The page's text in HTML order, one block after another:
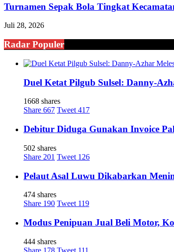
Turnamen Sepak Bola Tingkat
Juli 28, 2026
Radar Populer
Duel Ketat Pilgub Sulsel: Danny-
1668 shares
Share 667 Tweet 417
Debitur Diduga Gunakan Invoice
502 shares
Share 201 Tweet 126
Pelaut Asal Luwu Dikabarkan
474 shares
Share 190 Tweet 119
Modus Penipuan Jual Beli Motor,
444 shares
Share 178 Tweet 111